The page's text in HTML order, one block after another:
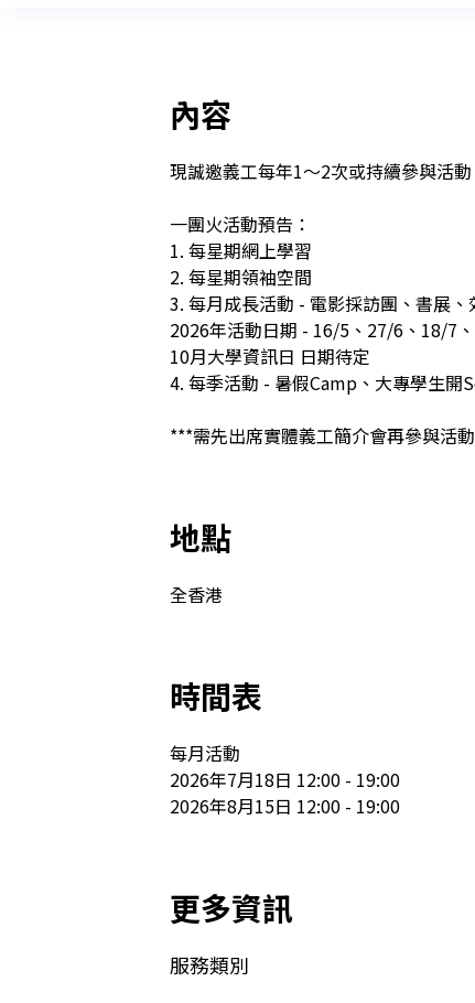
內容
現誠邀義工每年1～2次或持續參與活
一團火活動預告：
1. 每星期網上學習
2. 每星期領袖空間
3. 每月成長活動 - 電影採訪團、書展
2026年活動日期 - 16/5、27/6、18/7
10月大學資訊日 日期待定
4. 每季活動 - 暑假Camp、大專學生開
***需先出席實體義工簡介會再參與活
地點
全香港
時間表
每月活動
2026年7月18日 12:00 - 19:00
2026年8月15日 12:00 - 19:00
更多資訊
服務類別